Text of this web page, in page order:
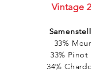
Vintage
33%
33% Pinot
34%